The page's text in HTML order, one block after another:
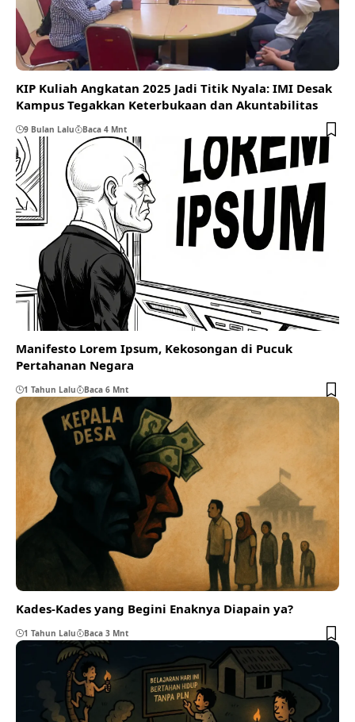
KIP Kuliah Angkatan 2025 Jadi Titik Nyala: IMI Desak
Kampus Tegakkan Keterbukaan dan Akuntabilitas
9 Bulan Lalu Baca 4 Mnt
Manifesto Lorem Ipsum, Kekosongan di Pucuk
Pertahanan Negara
1 Tahun Lalu Baca 6 Mnt
Kades-Kades yang Begini Enaknya Diapain ya?
1 Tahun Lalu Baca 3 Mnt